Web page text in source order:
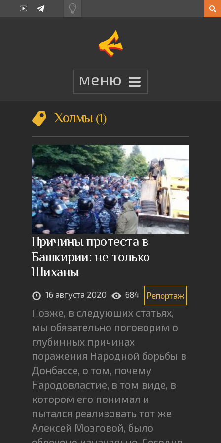
Холмы 1
Причины протеста в
Башкирии: не только
Шиханы
16 августа 2020 684 Репортаж
Позже, в следующих статьях,
мы обязательно поговорим о
глубинных причинах
поражения Народной борьбы в
Донбассе, о том, почему
Народовластие, в том виде, в
котором его понимал и
пытался реализовать тот же
Алексей Мозговой, было